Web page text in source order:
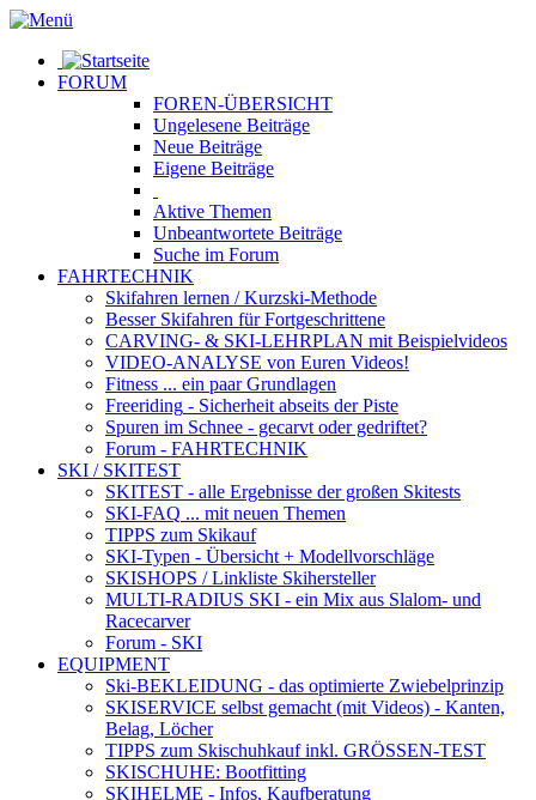
FORUM
FOREN-ÜBERSICHT
Ungelesene Beiträge
Neue Beiträge
Eigene Beiträge
Aktive Themen
Unbeantwortete Beiträge
Suche im Forum
FAHRTECHNIK
Skifahren lernen / Kurzski-Methode
Besser Skifahren für Fortgeschrittene
CARVING- & SKI-LEHRPLAN mit Beispielvideos
VIDEO-ANALYSE von Euren Videos!
Fitness ... ein paar Grundlagen
Freeriding - Sicherheit abseits der Piste
Spuren im Schnee - gecarvt oder gedriftet?
Forum - FAHRTECHNIK
SKI / SKITEST
SKITEST - alle Ergebnisse der großen Skitests
SKI-FAQ ... mit neuen Themen
TIPPS zum Skikauf
SKI-Typen - Übersicht + Modellvorschläge
SKISHOPS / Linkliste Skihersteller
MULTI-RADIUS SKI - ein Mix aus Slalom- und
Racecarver
Forum - SKI
EQUIPMENT
Ski-BEKLEIDUNG - das optimierte Zwiebelprinzip
SKISERVICE selbst gemacht (mit Videos) - Kanten,
Belag, Löcher
TIPPS zum Skischuhkaufinkl. GRÖSSEN-TEST
SKISCHUHE: Bootfitting
SKIHELME - Infos, Kaufberatung